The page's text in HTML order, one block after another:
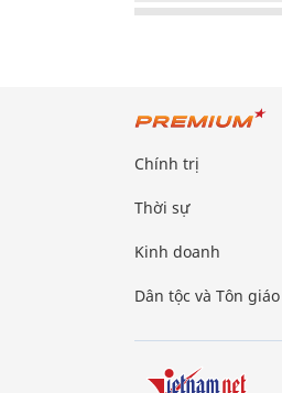
Chính trị
Thời sự
Kinh doanh
Dân tộc và Tôn giáo